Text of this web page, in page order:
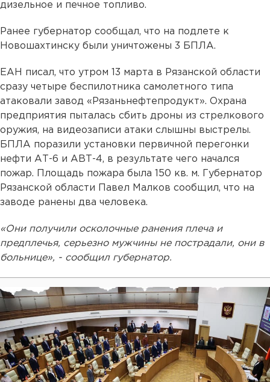
дизельное и печное топливо.
Ранее губернатор сообщал, что на подлете к
Новошахтинску были уничтожены 3 БПЛА.
ЕАН писал, что утром 13 марта в Рязанской области
сразу четыре беспилотника самолетного типа
атаковали завод «Рязаньнефтепродукт». Охрана
предприятия пыталась сбить дроны из стрелкового
оружия, на видеозаписи атаки слышны выстрелы.
БПЛА поразили установки первичной перегонки
нефти АТ-6 и АВТ-4, в результате чего начался
пожар. Площадь пожара была 150 кв. м. Губернатор
Рязанской области Павел Малков сообщил, что на
заводе ранены два человека.
«Они получили осколочные ранения плеча и
предплечья, серьезно мужчины не пострадали, они в
больнице», - сообщил губернатор.